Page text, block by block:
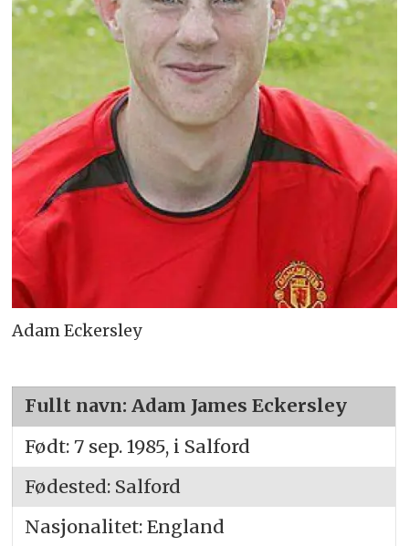
Adam Eckersley
Fullt navn: Adam James Eckersley
Født: 7 sep. 1985, i Salford
Fødested: Salford
Nasjonalitet: England